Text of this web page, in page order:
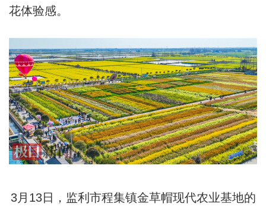
花体验感。
3月13日，监利市程集镇金草帽现代农业基地的